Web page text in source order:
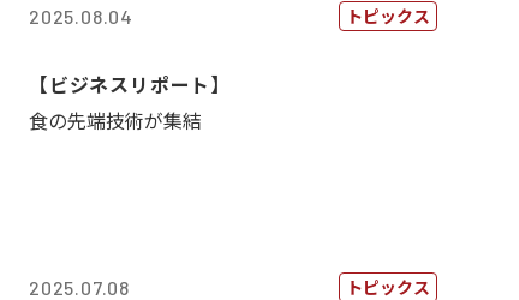
2025.08.04 トピックス
【ビジネスリポート】
食の先端技術が集結
2025.07.08 トピックス